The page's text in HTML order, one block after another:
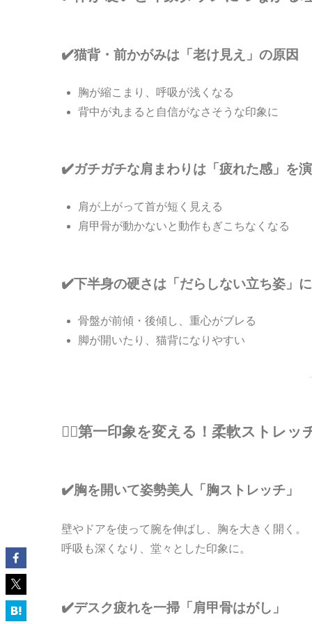
✔️猫背・前かがみは「老け見え」の原因
胸が縮こまり、呼吸が浅くなる
背中が丸まると自信がなさそうな印象に
✔️ガチガチな肩まわりは「疲れた感」を
肩が上がって首が短く見える
肩甲骨が動かないと動作もぎこちなくなる
✔️下半身の硬さは「だらしない立ち姿」に
骨盤が前傾・後傾し、重心がブレる
脚が開いたり、猫背になりやすい
🧘‍♂️第一印象を変える！柔軟ストレッ
✔️胸を開いて姿勢美人「胸ストレッチ」
壁やドアを使って腕を伸ばし、胸を大きく開く。
呼吸も深くなり、堂々とした印象に。
✔️デスク疲れを一掃「肩甲骨はがし」